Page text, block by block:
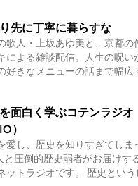
宇宙博物館 英語。スプ
トに入れる25ドルのツア
キュリーズが浮くシーン
のだ。『バイオハザード
テレビショッピング映像
蜜災害ボストン糖蜜災害
ってしまう。その後、青
ロップ。禁酒法
費のためのアルコールの製
に禁止された禁酒令。こ
。リベットとは？(藤本産
かしめて）接合させるも
とシッポへの問い合わせ
ラ
先に丁寧に暮らすな
歌人・上坂あゆ美と、京都の
による雑談配信。人生の呪い
好きなメニューの話まで幅広
episode/
てマーージでクソだと思って
open.spotify.com/episode/
📩おたより宛
面白く学ぶコテンラジオ
）
愛し、歴史を知りすぎてしま
と圧倒的歴史弱者がお届けす
ラジオです。 歴史というレンズを通